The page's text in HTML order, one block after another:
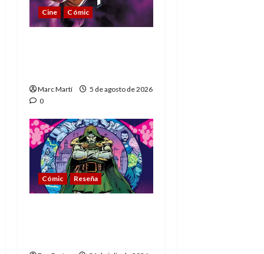
Cine Cómic
Marc Martí
5 de agosto de 2026
0
Cómic Reseña